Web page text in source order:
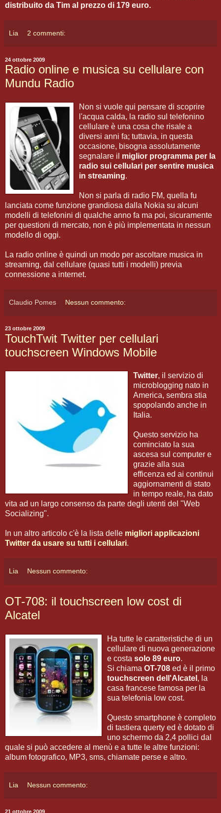
distribuito da Tim al prezzo di 179 euro.
Lia 2 commenti:
24 ottobre 2009
Radio online e musica su cellulare con
Mundu Radio
Non si vuole qui pensare di scoprire
l'acqua calda, la radio sul telefonino
cellulare è una cosa che risale a
diversi anni fa; tuttavia, in questa
occasione, bisogna assolutamente
segnalare il miglior programma per la
radio sui cellulari per sentire musica
in streaming.
Non si parla di radio FM, quella fu
lanciata come funzione grandiosa dalla Nokia su alcuni
modelli di telefonini di qualche anno fa ma poi, sicuramente
per questioni di mercato, non è più implementata in nessun
modello di oggi.
La radio online è quindi un modo per ascoltare musica in
streaming, dal cellulare (quasi tutti i modelli) previa
connessione a internet.
Claudio Pomes Nessun commento:
23 ottobre 2009
TouchTwit Twitter per cellulari
touchscreen Windows Mobile
Twitter, il servizio di
microblogging nato in
America, sembra stia
spopolando anche in
Italia.
Questo servizio ha
cominciato la sua
ascesa sul computer e
grazie alla sua
efficenza ed ai continui
aggiornamenti di stato
in tempo reale, ha dato
vita ad un largo consenso da parte degli utenti del "Web
Socializing".
In un altro articolo c'è la lista delle migliori applicazioni
Twitter da usare su tutti i cellulari.
Lia Nessun commento:
OT-708: il touchscreen low cost di
Alcatel
Ha tutte le caratteristiche di un
cellulare di nuova generazione
e costa solo 89 euro.
Si chiama OT-708 ed è il primo
touchscreen dell'Alcatel , la
casa francese famosa per la
sua telefonia low cost.
Questo smartphone è completo
di tastiera querty ed è dotato di
uno schermo da 2,4 pollici dal
quale si può accedere al menù e a tutte le altre funzioni:
album fotografico, MP3, sms, chiamate perse e altro.
Lia Nessun commento:
21 ottobre 2009